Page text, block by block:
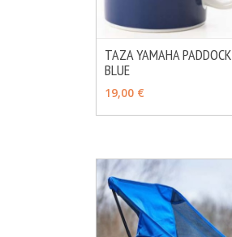
CONSULTAR
TAZA YAMAHA PADDOCK
BLUE
19,00 €